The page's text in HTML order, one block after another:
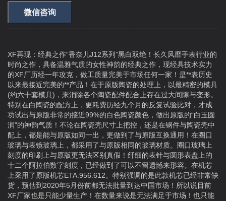
微信咨询
XF再现：经典之作“香奈儿J12系列”黑白双绝！长久风靡手表行业的
时尚之作，具备温雅气质的女性神韵的经典之作，现经具技术实力
的XF厂历经一年攻克，做工质量完美于市场任何一家！是**表历史
以来最接近完美的**产品！在于原版陶瓷的处理上，以最精密的模具
(约六十套模具)，来消除各个陶瓷配件配合上存在过大间隙与变形。
特别在白陶瓷的配方上，更耗费历经九个月的反复试验比对，才成
功试出与原版非常的接近99%的白色陶瓷颜色，做出原版的“白玉圆
润”的神韵气质！不论在陶瓷壳尺寸上把控，还是在钢件与陶瓷壳中
配上，都是能与原版如同一出，更做到了与原版互换通用！在圈口
玻璃与表镜玻璃上，都采用了与原版相同的玻璃材质。圈口玻璃上
刻度的印刷上与原版更无法区别真假！纤细的表针与圆形表盘上的
十二个阿拉伯数字刻度，已经做到了可以不留遗憾来形容。在机芯
上采用了原版机芯ETA.956.612。特别强调的是此款机芯已经非常缺
货，预估到2020年5月份前都无法批量到达中国市场！所以说目前
XF厂家也是只能少量生产！在数量来说是无法满足于市场！也只能